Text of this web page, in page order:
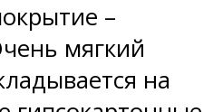
–
мягкий
на